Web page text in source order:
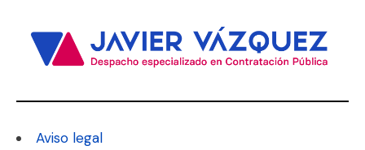
Aviso legal